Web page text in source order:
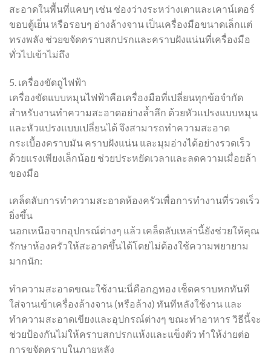
สะอาดในพื้นที่แคบๆ เช่น ช่องว่างระหว่างเตาและเคาน์เตอร์
ขอบตู้เย็น หรือรอบๆ อ่างล้างจาน เป็นเครื่องมือขนาดเล็กแต่
ทรงพลัง ช่วยขจัดคราบสกปรกและคราบฝังแน่นที่เครื่องมือ
ทั่วไปเข้าไม่ถึง
5. เครื่องขัดถูไฟฟ้า
เครื่องขัดแบบหมุนไฟฟ้าคือเครื่องมือที่เปลี่ยนทุกข้อจำกัด
สำหรับงานทำความสะอาดอย่างล้ำลึก ด้วยหัวแปรงแบบหมุน
และหัวแปรงแบบเปลี่ยนได้ จึงสามารถทำความสะอาด
กระเบื้องคราบมัน คราบฝังแน่น และมุมอ่างได้อย่างรวดเร็ว
ด้วยแรงเพียงเล็กน้อย ช่วยประหยัดเวลาและลดความเมื่อยล้า
ของมือ
เคล็ดลับการทำความสะอาดห้องครัวเพื่อการทำงานที่รวดเร็ว
ยิ่งขึ้น
นอกเหนือจากอุปกรณ์ต่างๆ แล้ว เคล็ดลับเหล่านี้ยังช่วยให้คุณ
รักษาห้องครัวให้สะอาดขึ้นได้โดยไม่ต้องใช้ความพยายาม
มากนัก:
ทำความสะอาดขณะใช้งาน:นี่คือกฎทอง เช็ดคราบหกทันที
ใส่จานเข้าเครื่องล้างจาน (หรือล้าง) ทันทีหลังใช้งาน และ
ทำความสะอาดเขียงและอุปกรณ์ต่างๆ ขณะทำอาหาร วิธีนี้จะ
ช่วยป้องกันไม่ให้คราบสกปรกแห้งและแข็งตัว ทำให้ง่ายต่อ
การขจัดคราบในภายหลัง